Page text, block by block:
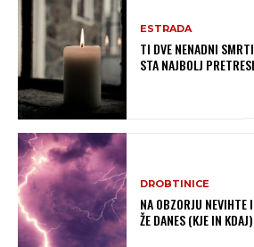
ESTRADA
TI DVE NENADNI
STA NAJBOLJ
DROBTINICE
NA OBZORJU NEVIHTE
ŽE DANES (KJE IN KDAJ)